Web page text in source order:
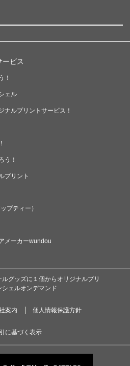
ービス
！
ェル
ナルプリントサービス！
う！
プリント
プティー）
メーカーwundou
グッズに１個からオリジナルプリ
ェルオンデマンド
案内 個人情報保護方針
に基づく表示